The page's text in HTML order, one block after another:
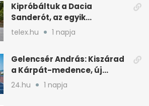
Kipróbáltuk a Dacia
Sanderót, az egyik
legolcsóbb új autót
Magyarországon
telex.hu 1 napja
Gelencsér András: Kiszárad
a Kárpát-medence, új
áram- és vízdíjat javasol
24.hu 1 napja